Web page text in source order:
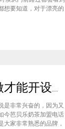
想要知道，对于漂亮的
好喝么？这个问题
芭贝乐奶茶加盟电话！怎样做才能开设这家饮品加盟店
是非常兴奋的，因为又
今芭贝乐奶茶加盟电话
家非常熟悉的品牌，